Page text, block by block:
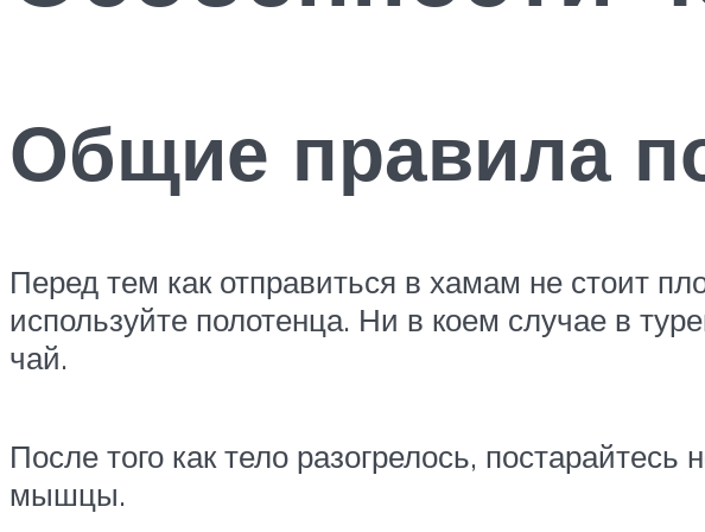
Общие правила
Перед тем как отправиться в хамам не стоит
используйте полотенца. Ни в коем случае в
чай.
После того как тело разогрелось,
мышцы.